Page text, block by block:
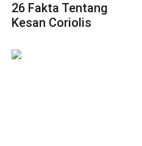
26 Fakta Tentang
Kesan Coriolis